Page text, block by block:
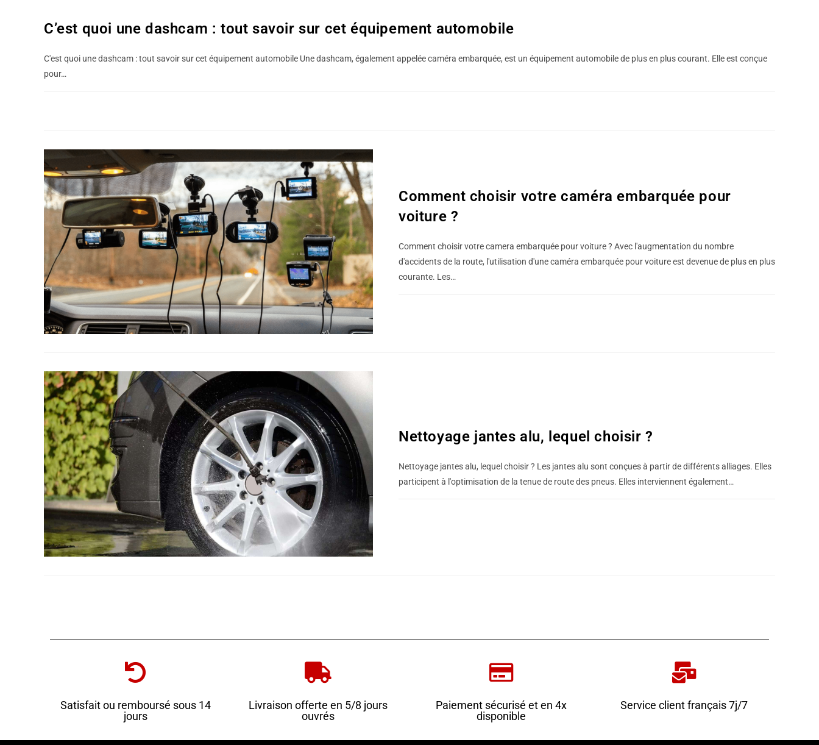
C’est quoi une dashcam : tout savoir sur cet équipement automobile
C'est quoi une dashcam : tout savoir sur cet équipement automobile Une dashcam, également appelée caméra embarquée, est un équipement automobile de plus en plus courant. Elle est conçue
pour…
Comment choisir votre caméra embarquée pour
voiture ?
Comment choisir votre camera embarquée pour voiture ? Avec l'augmentation du nombre
d'accidents de la route, l'utilisation d'une caméra embarquée pour voiture est devenue de plus en plus
courante. Les…
Nettoyage jantes alu, lequel choisir ?
Nettoyage jantes alu, lequel choisir ? Les jantes alu sont conçues à partir de différents alliages. Elles
participent à l'optimisation de la tenue de route des pneus. Elles interviennent également…
Satisfait ou remboursé sous 14
jours
Livraison offerte en 5/8 jours
ouvrés
Paiement sécurisé et en 4x
disponible
Service client français 7j/7